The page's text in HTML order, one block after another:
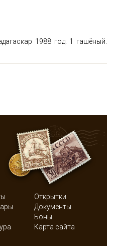
1988 год. 1 гашёный.
Открытки
Документы
Боны
Карта сайта